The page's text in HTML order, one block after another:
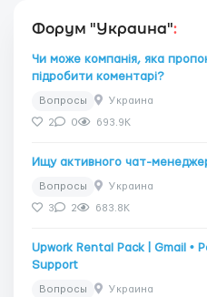
Форум "Украина":
Чи може компанія, яка
підробити коментарі?
Вопросы Украина
2 0 693.9K
Ищу активного чат-
Вопросы Украина
3 2 683.8K
Upwork Rental Pack | Gmail •
Support
Вопросы Украина